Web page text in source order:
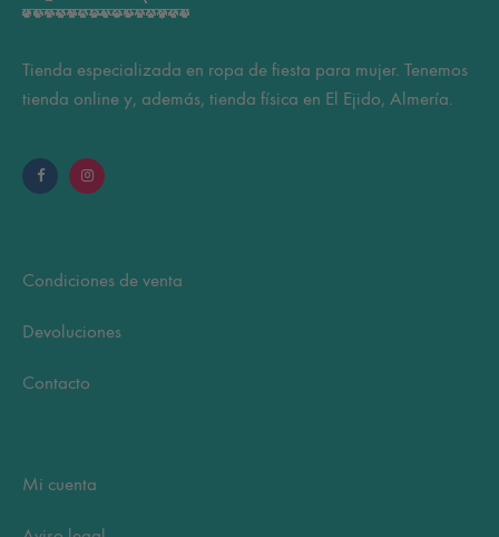
Tienda especializada en ropa de fiesta para mujer. Tenemos
tienda online y, además, tienda física en El Ejido, Almería.
Condiciones de venta
Devoluciones
Contacto
Mi cuenta